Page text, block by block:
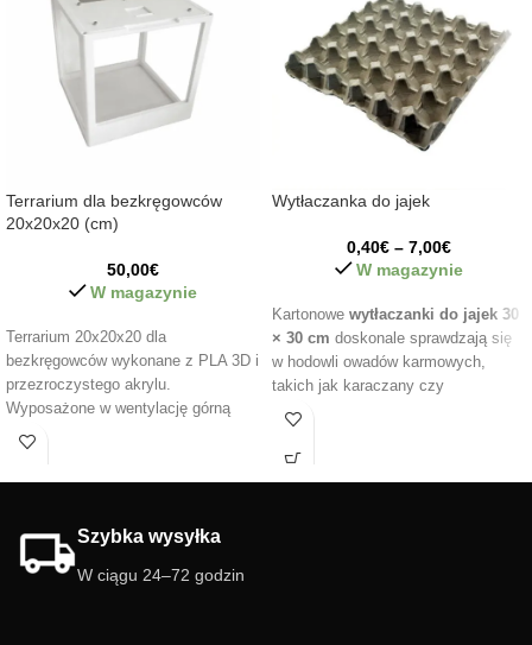
Terrarium dla bezkręgowców
20x20x20 (cm)
50,00€
W magazynie
Terrarium 20x20x20 dla
bezkręgowców wykonane z PLA 3D i
przezroczystego akrylu.
Wyposażone w wentylację górną
zabezpieczoną przed ucieczką oraz
ptaszników, izopodów, skorpionów,
praktyczne i funkcjonalne.
Wytłaczanka do jajek
0,40€ – 7,00€
W magazynie
Kartonowe wytłaczanki do jajek 30
× 30 cm doskonale sprawdzają się
w hodowli owadów karmowych,
takich jak karaczany czy
świerszcze. Zapewniają owadom
wentylację oraz pomagają utrzymać
bardziej naturalne i zdrowe
Szybka wysyłka
W ciągu 24–72 godzin